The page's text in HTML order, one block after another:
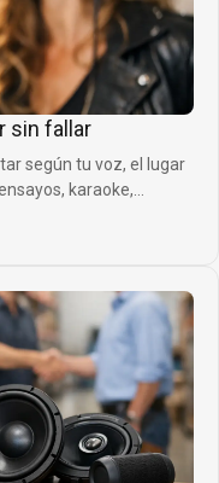
sin fallar
según tu voz, el lugar
karaoke,